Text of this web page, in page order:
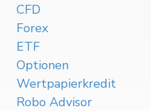
CFD
Forex
ETF
Optionen
Wertpapierkredit
Robo Advisor